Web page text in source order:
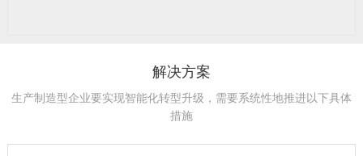
解决方案
生产制造型企业要实现智能化转型升级，需要系统性地推进以下具体
措施